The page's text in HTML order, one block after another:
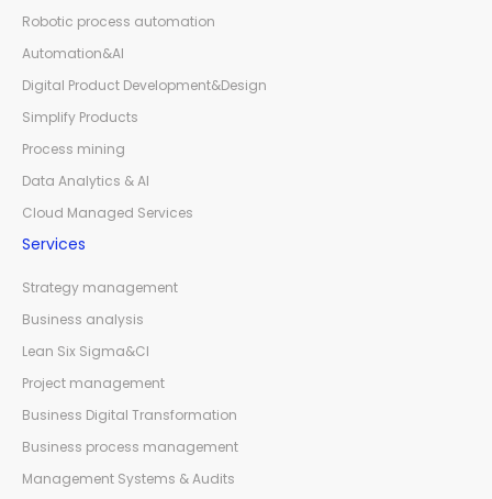
Robotic process automation
Automation&AI
Digital Product Development&Design
Simplify Products
Process mining
Data Analytics & AI
Cloud Managed Services
Services
Strategy management
Business analysis
Lean Six Sigma&CI
Project management
Business Digital Transformation
Business process management
Management Systems & Audits